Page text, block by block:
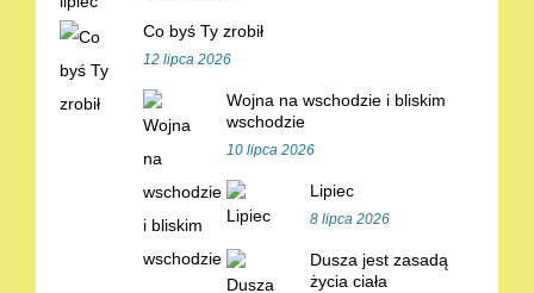
Co byś Ty zrobił
12 lipca 2026
Wojna na wschodzie i bliskim
wschodzie
10 lipca 2026
Lipiec
8 lipca 2026
Dusza jest zasadą
życia ciała